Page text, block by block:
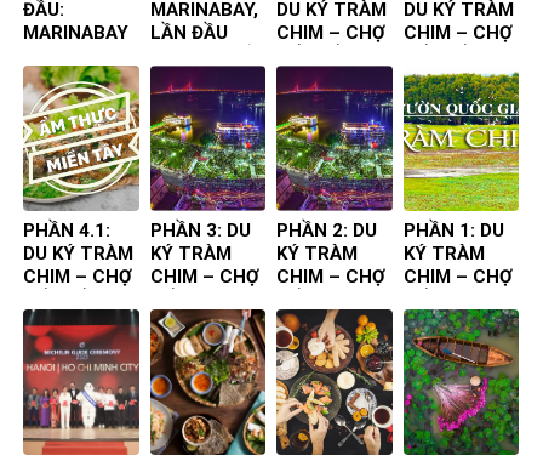
ĐẦU:
MARINABAY
LẦN ĐẦU
TIÊN TA ĐẾN
MARINABAY,
LẦN ĐẦU
DU KÝ TRÀM
CHIM – CHỢ
THỰC
CHUYẾN ĐI
DU KÝ TRÀM
CHIM – CHỢ
THỰC
CHUYẾN ĐI
PHẦN 4.1:
DU KÝ TRÀM
CHIM – CHỢ
THỰC
CHUYẾN ĐI
PHẦN 3: DU
KÝ TRÀM
CHIM – CHỢ
PHẦN 2: DU
KÝ TRÀM
CHIM – CHỢ
PHẦN 1: DU
KÝ TRÀM
CHIM – CHỢ